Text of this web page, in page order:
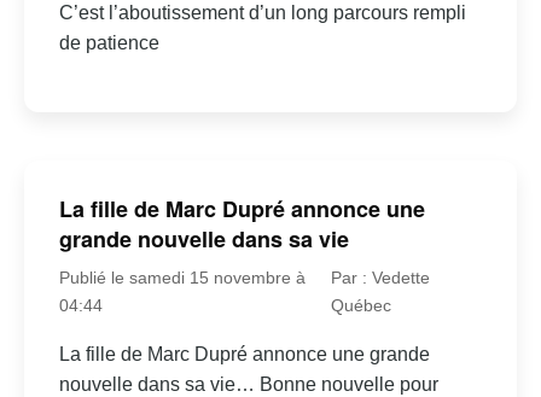
C’est l’aboutissement d’un long parcours rempli
de patience
La fille de Marc Dupré annonce une
grande nouvelle dans sa vie
Publié le samedi 15 novembre à
04:44
Par : Vedette
Québec
La fille de Marc Dupré annonce une grande
nouvelle dans sa vie… Bonne nouvelle pour